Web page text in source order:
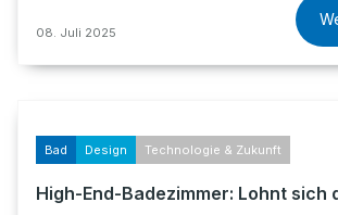
08. Juli 2025
Bad Design Technologie & Zukunft
High-End-Badezimmer: Lohnt sich